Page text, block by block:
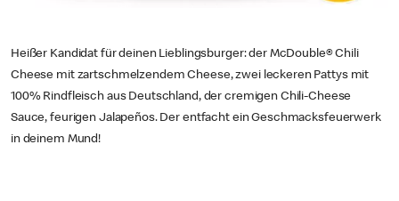
Heißer Kandidat für deinen Lieblingsburger: der McDouble® Chili
Cheese mit zartschmelzendem Cheese, zwei leckeren Pattys mit
100% Rindfleisch aus Deutschland, der cremigen Chili-Cheese
Sauce, feurigen Jalapeños. Der entfacht ein Geschmacksfeuerwerk
in deinem Mund!